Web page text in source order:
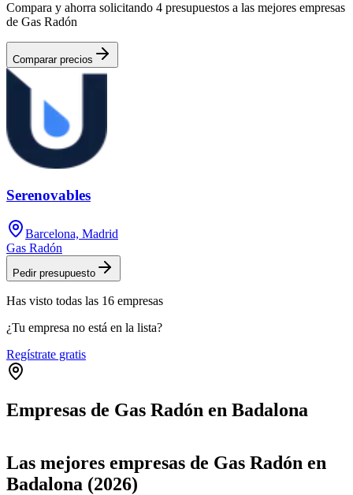
Compara y ahorra solicitando 4 presupuestos a las mejores empresas
de Gas Radón
Comparar precios
Serenovables
Barcelona, Madrid
Gas Radón
Pedir presupuesto
Has visto todas las 16 empresas
¿Tu empresa no está en la lista?
Regístrate gratis
Empresas de Gas Radón en Badalona
+
−
Las mejores empresas de Gas Radón en
Badalona (2026)